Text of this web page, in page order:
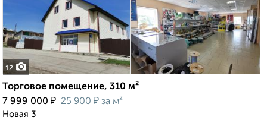
12
Торговое помещение, 310 м²
7 999 000 ₽ 25 900 ₽ за м²
Новая 3